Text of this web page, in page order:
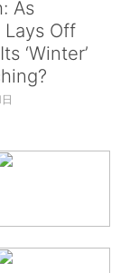
As
Off
‘Winter’